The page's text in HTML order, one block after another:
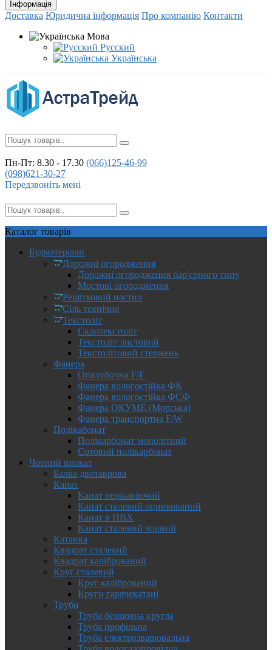
Інформація
Доставка Юридична інформація Про компанію Контакти
Мова
Русский
Українська
Пн-Пт: 8.30 - 17.30 (066)125-46-99
(098)621-30-27
Передзвоніть мені
Каталог товарів
Будматеріали
Дорожні огородження
Дорожні огородження бар'єрного типу
Мостові огородження
Решітковий настил
Сіль технічна
Текстоліт
Склотекстоліт
Текстоліт листовий
Текстолітовий стержень
Фанера
Опалубочна F/F
Фанера вологостійка ФК
Фанера вологостійка ФСФ
Фанера ОКУМЕ (Морська)
Фанера транспортна F/W
Полікабонат
Полікарбонат монолітний
Сотовий полікарбонат
Чорний прокат
Балка двотаврова
Канат
Канат нержавіючий
Канат сталевий оцинкований
Канат в ПВХ
Канат сталевий чорний
Катанка
Квадрат сталевий
Квадрат калібрований
Круг сталевий
Круг калібрований
Круги гарячекатані
Труби
Труба безшовна кругла
Труба профільна
Труба електрозварювальна